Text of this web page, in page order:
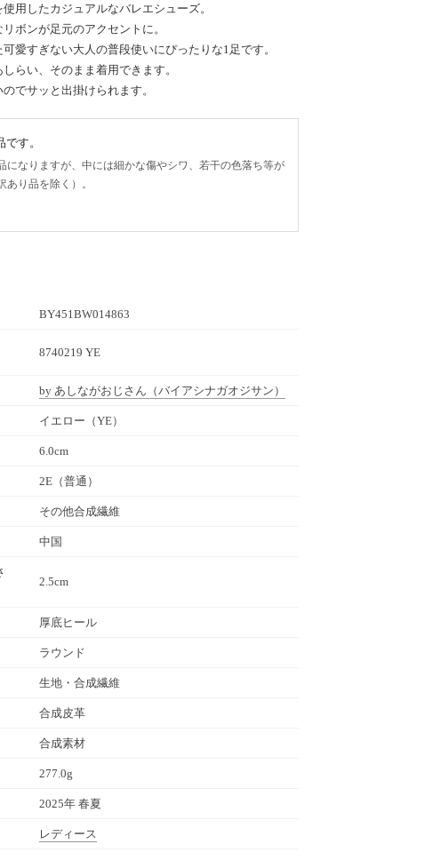
用したカジュアルなバレエシューズ。
ボンが足元のアクセントに。
愛すぎない大人の普段使いにぴったりな1足です。
らい、そのまま着用できます。
でサッと出掛けられます。
す。
になりますが、中には細かな傷やシワ、若干の色落ち等が
あり品を除く）。
BY451BW014863
8740219 YE
by あしながおじさん （バイアシナガオジサン）
イエロー（YE）
6.0cm
2E（普通）
その他合成繊維
中国
2.5cm
厚底ヒール
ラウンド
生地・合成繊維
合成皮革
合成素材
277.0g
2025年 春夏
レディース